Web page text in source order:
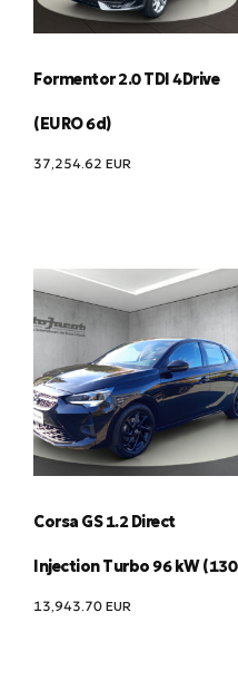
Formentor 2.0 TDI 4Drive
(EURO 6d)
37,254.62 EUR
Corsa GS 1.2 Direct
Injection Turbo 96 kW (130
13,943.70 EUR